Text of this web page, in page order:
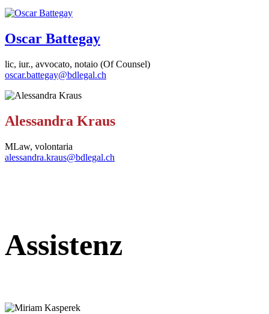
Oscar Battegay
lic, iur., avvocato, notaio (Of Counsel)
oscar.battegay@bdlegal.ch
Alessandra Kraus
MLaw, volontaria
alessandra.kraus@bdlegal.ch
Assistenz